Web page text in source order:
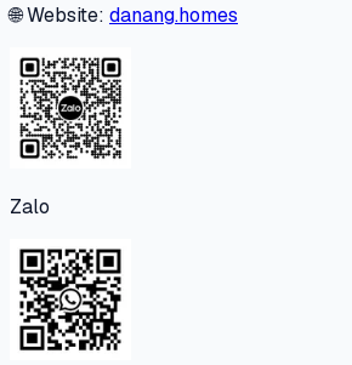
🌐 Website: danang.homes
Zalo